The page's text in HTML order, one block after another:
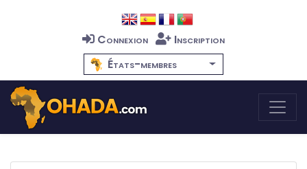
Connexion
Inscription
États-membres